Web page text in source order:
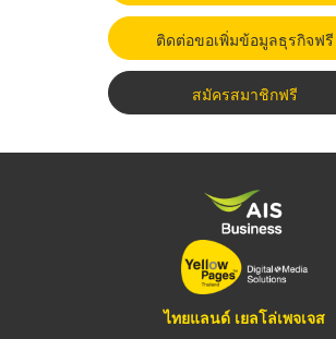
ติดต่อขอเพิ่มข้อมูลธุรกิจฟรี
สมัครสมาชิกฟรี
ไทยแลนด์ เยลโล่เพจเจส